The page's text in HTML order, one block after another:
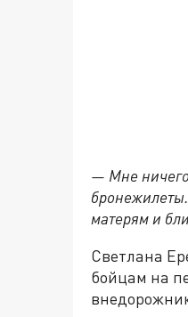
— Мне
матерям и
Светлана
бойцам на